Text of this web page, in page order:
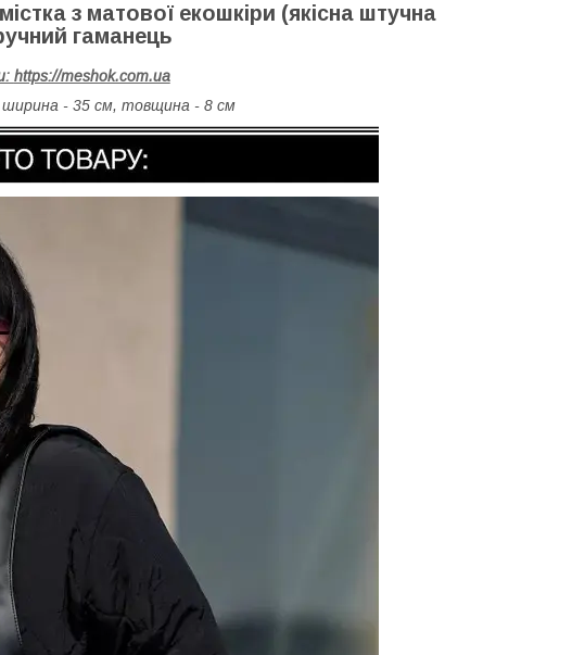
з матової екошкіри (якісна штучна
гаманець
https://meshok.com.ua
- 35 см, товщина - 8 см